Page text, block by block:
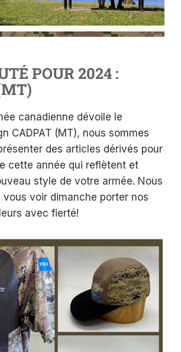
POUR 2024 :
canadienne dévoile le
CADPAT (MT), nous sommes
des articles dérivés pour
cette année qui reflètent et
style de votre armée. Nous
vous voir dimanche porter nos
avec fierté!